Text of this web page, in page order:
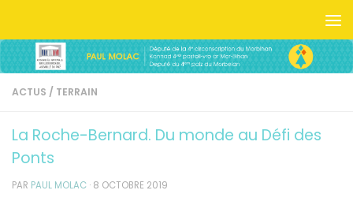
ACTUS / TERRAIN
La Roche-Bernard. Du monde au Défi des
Ponts
PAR PAUL MOLAC · 8 OCTOBRE 2019